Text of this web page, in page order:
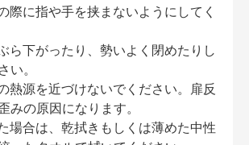
際に指や手を挟まないようにしてく
ら下がったり、勢いよく閉めたりし
い。
熱源を近づけないでください。扉反
みの原因になります。
場合は、乾拭きもしくは薄めた中性